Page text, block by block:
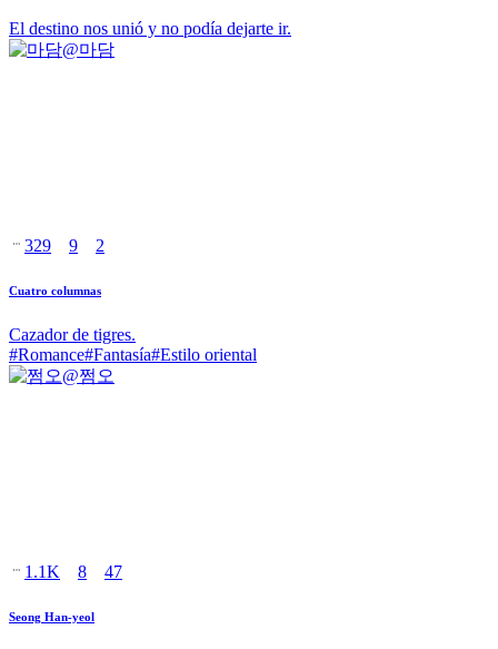
El destino nos unió y no podía dejarte ir.
@마담
329 9 2
Cuatro columnas
Cazador de tigres.
#Romance#Fantasía#Estilo oriental
@쩜오
1.1K 8 47
Seong Han-yeol